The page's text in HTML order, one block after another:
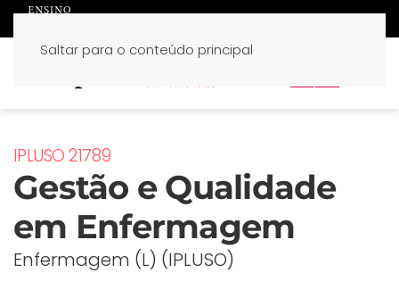
Saltar para o conteúdo principal
IPLUSO 21789
Gestão e Qualidade
em Enfermagem
Enfermagem (L) (IPLUSO)